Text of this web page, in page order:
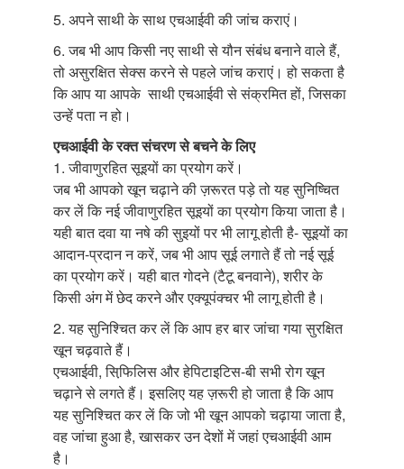
5. अपने साथी के साथ एचआईवी की जांच कराएं।
6. जब भी आप किसी नए साथी से यौन संबंध बनाने वाले हैं,
तो असुरक्षित सेक्स करने से पहले जांच कराएं। हो सकता है
कि आप या आपके साथी एचआईवी से संक्रमित हों, जिसका
उन्हें पता न हो।
एचआईवी के रक्त संचरण से बचने के लिए
1. जीवाणुरहित सूइयों का प्रयोग करें।
जब भी आपको खून चढ़ाने की ज़रूरत पड़े तो यह सुनिष्चित
कर लें कि नई जीवाणुरहित सूइयों का प्रयोग किया जाता है।
यही बात दवा या नषे की सुइयों पर भी लागू होती है- सूइयों का
आदान-प्रदान न करें, जब भी आप सूई लगाते हैं तो नई सूई
का प्रयोग करें। यही बात गोदने (टैटू बनवाने), शरीर के
किसी अंग में छेद करने और एक्यूपंक्चर भी लागू होती है।
2. यह सुनिश्चित कर लें कि आप हर बार जांचा गया सुरक्षित
खून चढ़वाते हैं।
एचआईवी, सिफि़लिस और हेपिटाइटिस-बी सभी रोग खून
चढ़ाने से लगते हैं। इसलिए यह ज़रूरी हो जाता है कि आप
यह सुनिश्चित कर लें कि जो भी खून आपको चढ़ाया जाता है,
वह जांचा हुआ है, खासकर उन देशों में जहां एचआईवी आम
है।